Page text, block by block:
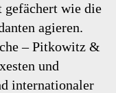
gefächert wie die
agieren.
– Pitkowitz &
und
internationaler